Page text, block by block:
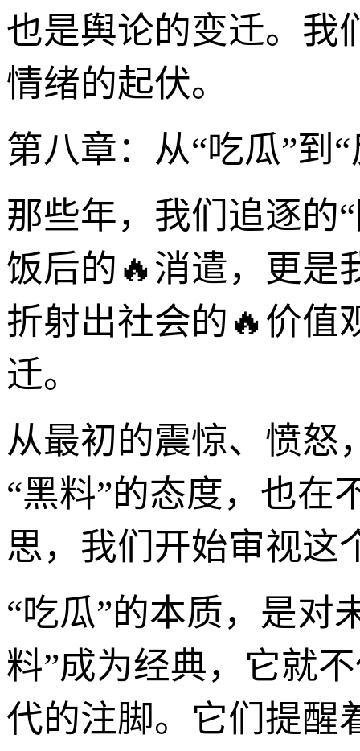
也是舆论的变迁。我
情绪的起伏。
第八章：从“吃瓜”到
那些年，我们追逐的
饭后的🔥消遣，更是
折射出社会的🔥价值
迁。
从最初的震惊、愤怒
“黑料”的态度，也在
思，我们开始审视这
“吃瓜”的本质，是对
料”成为经典，它就
代的注脚。它们提醒